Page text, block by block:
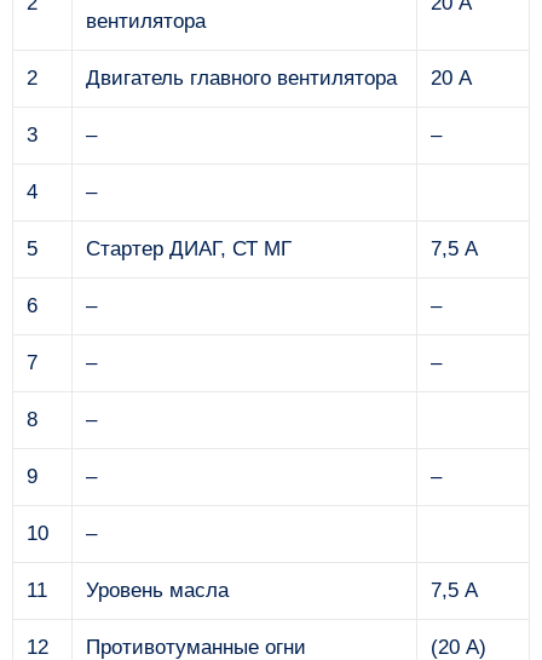
вентилятора
2 Двигатель главного вентилятора 20 А
3 – –
4 –
5 Стартер ДИАГ, СТ МГ 7,5 А
6 – –
7 – –
8 –
9 – –
10 –
11 Уровень масла 7,5 А
12 Противотуманные огни (20 А)